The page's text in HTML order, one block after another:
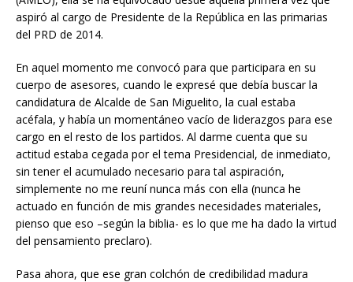
aspiró al cargo de Presidente de la República en las primarias
del PRD de 2014.
En aquel momento me convocó para que participara en su
cuerpo de asesores, cuando le expresé que debía buscar la
candidatura de Alcalde de San Miguelito, la cual estaba
acéfala, y había un momentáneo vacío de liderazgos para ese
cargo en el resto de los partidos. Al darme cuenta que su
actitud estaba cegada por el tema Presidencial, de inmediato,
sin tener el acumulado necesario para tal aspiración,
simplemente no me reuní nunca más con ella (nunca he
actuado en función de mis grandes necesidades materiales,
pienso que eso –según la biblia- es lo que me ha dado la virtud
del pensamiento preclaro).
Pasa ahora, que ese gran colchón de credibilidad madura